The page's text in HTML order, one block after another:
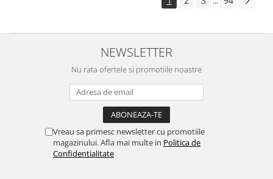
NEWSLETTER
Nu rata ofertele si promotiile noastre
Vreau sa primesc newsletter cu promotiile
magazinului. Afla mai multe in Politica de
Confidentialitate